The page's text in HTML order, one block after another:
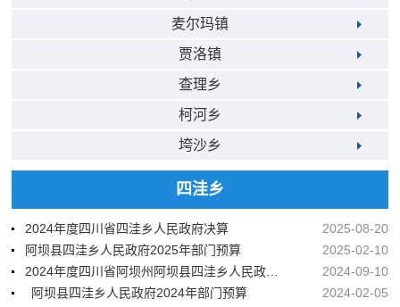
麦尔玛镇
贾洛镇
查理乡
柯河乡
垮沙乡
四洼乡
2024年度四川省四洼乡人民政府决算
2025-08-20
阿坝县四洼乡人民政府2025年部门预算
2025-02-10
2024-09-10
阿坝县四洼乡人民政府2024年部门预算
2024-02-05